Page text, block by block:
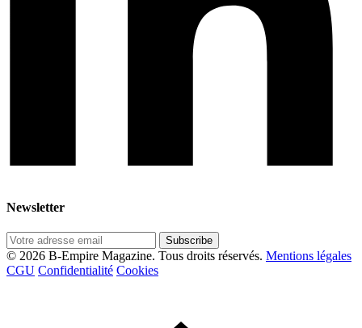
Newsletter
Subscribe
© 2026 B-Empire Magazine. Tous droits réservés. Mentions légales
CGU Confidentialité Cookies